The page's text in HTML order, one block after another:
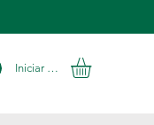
Iniciar sesión